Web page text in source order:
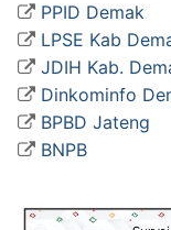
PPID Demak
LPSE Kab
JDIH Kab.
Dinkominfo
BPBD Jateng
BNPB